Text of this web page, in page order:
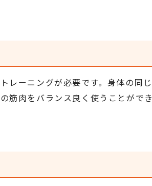
レーニングが必要です。身体の同じ
筋肉をバランス良く使うことができ